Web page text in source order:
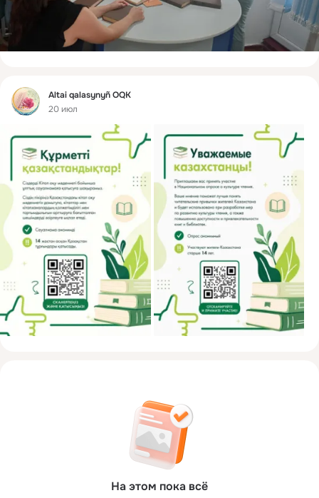
Фид
Altai qalasynyñ OQK
20 июл
На этом пока всё